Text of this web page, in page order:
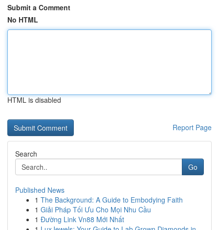
Submit a Comment
No HTML
HTML is disabled
Report Page
Search
Go
Published News
1 The Background: A Guide to Embodying Faith
1 Giải Pháp Tối Ưu Cho Mọi Nhu Cầu
1 Đường Link Vn88 Mới Nhất